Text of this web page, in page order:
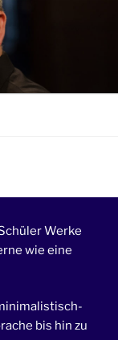
Werke
wie eine
bis hin zu